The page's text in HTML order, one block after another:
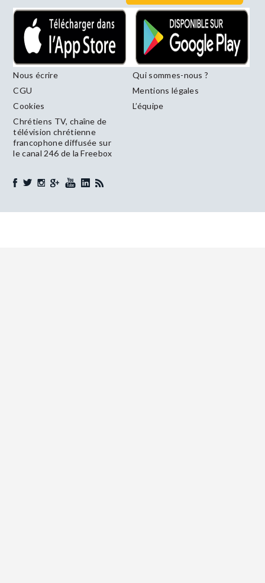
Nous écrire
Qui sommes-nous ?
CGU
Mentions légales
Cookies
L’équipe
Chrétiens TV, chaîne de
télévision chrétienne
francophone diffusée sur
le canal 246 de la Freebox